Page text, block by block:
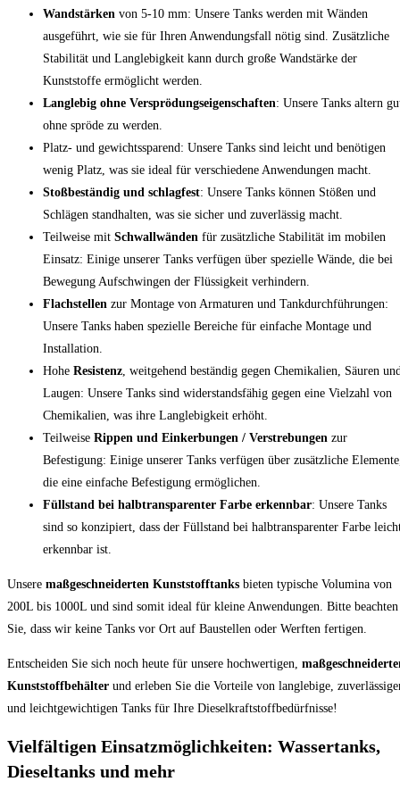
Wandstärken von 5-10 mm: Unsere Tanks werden mit Wänden
ausgeführt, wie sie für Ihren Anwendungsfall nötig sind. Zusätzliche
Stabilität und Langlebigkeit kann durch große Wandstärke der
Kunststoffe ermöglicht werden.
Langlebig ohne Versprödungseigenschaften: Unsere Tanks altern
ohne spröde zu werden.
Platz- und gewichtssparend: Unsere Tanks sind leicht und benötigen
wenig Platz, was sie ideal für verschiedene Anwendungen macht.
Stoßbeständig und schlagfest: Unsere Tanks können Stößen und
Schlägen standhalten, was sie sicher und zuverlässig macht.
Teilweise mit Schwallwänden für zusätzliche Stabilität im mobilen
Einsatz: Einige unserer Tanks verfügen über spezielle Wände, die bei
Bewegung Aufschwingen der Flüssigkeit verhindern.
Flachstellen zur Montage von Armaturen und Tankdurchführungen:
Unsere Tanks haben spezielle Bereiche für einfache Montage und
Installation.
Hohe Resistenz , weitgehend beständig gegen Chemikalien, Säuren
Laugen: Unsere Tanks sind widerstandsfähig gegen eine Vielzahl von
Chemikalien, was ihre Langlebigkeit erhöht.
Teilweise Rippen und Einkerbungen / Verstrebungen zur
Befestigung: Einige unserer Tanks verfügen über zusätzliche
die eine einfache Befestigung ermöglichen.
Füllstand bei halbtransparenter Farbe erkennbar: Unsere Tanks
sind so konzipiert, dass der Füllstand bei halbtransparenter Farbe
erkennbar ist.
Unsere maßgeschneiderten Kunststofftanks bieten typische Volumina von
200L bis 1000L und sind somit ideal für kleine Anwendungen. Bitte beachten
Sie, dass wir keine Tanks vor Ort auf Baustellen oder Werften fertigen.
Entscheiden Sie sich noch heute für unsere hochwertigen,
Kunststoffbehälter und erleben Sie die Vorteile von langlebige,
und leichtgewichtigen Tanks für Ihre Dieselkraftstoffbedürfnisse!
Vielfältigen Einsatzmöglichkeiten: Wassertanks,
Dieseltanks und mehr